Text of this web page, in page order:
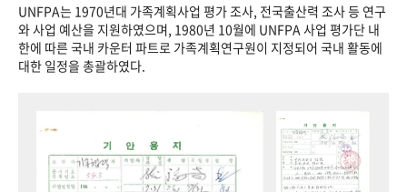
UNFPA는 1970년대 가족계획사업 평가 조사, 전국출산력 조사 등 연구
와 사업 예산을 지원하였으며, 1980년 10월에 UNFPA 사업 평가단 내
한에 따른 국내 카운터 파트로 가족계획연구원이 지정되어 국내 활동에
대한 일정을 총괄하였다.